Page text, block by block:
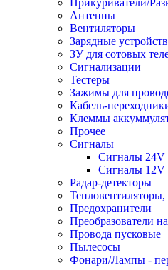
Прикуриватели/
Антенны
Вентиляторы
Зарядные
ЗУ для сотовых
Сигнализации
Тестеры
Зажимы для
Кабель-
Клеммы
Прочее
Сигналы
Сигналы 24V
Сигналы 12V
Радар-детекторы
Тепловентиляторы,
Предохранители
Преобразователи
Провода пусковые
Пылесосы
Фонари/Лампы -